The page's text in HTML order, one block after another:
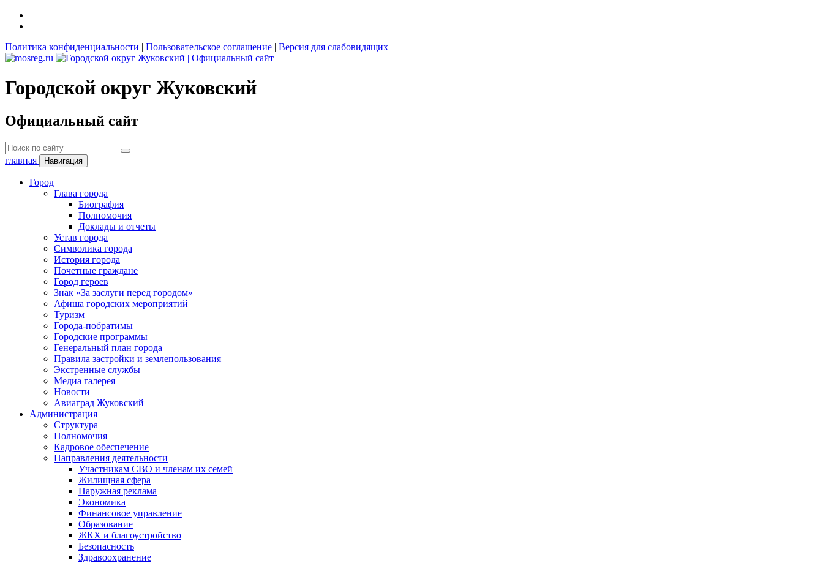
Политика конфиденциальности | Пользовательское соглашение | Версия для слабовидящих
Городской округ Жуковский
Официальный сайт
главная Навигация
Город
Глава города
Биография
Полномочия
Доклады и отчеты
Устав города
Символика города
История города
Почетные граждане
Город героев
Знак «За заслуги перед городом»
Афиша городских мероприятий
Туризм
Города-побратимы
Городские программы
Генеральный план города
Правила застройки и землепользования
Экстренные службы
Медиа галерея
Новости
Авиаград Жуковский
Администрация
Структура
Полномочия
Кадровое обеспечение
Направления деятельности
Участникам СВО и членам их семей
Жилищная сфера
Наружная реклама
Экономика
Финансовое управление
Образование
ЖКХ и благоустройство
Безопасность
Здравоохранение